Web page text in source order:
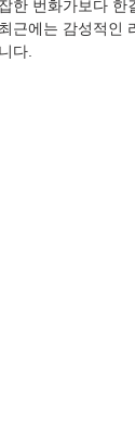
한 번화가보다 한
근에는 감성적인
다.